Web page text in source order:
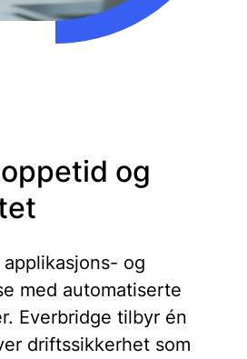
og
og
med automatiserte
Everbridge tilbyr én
driftssikkerhet som